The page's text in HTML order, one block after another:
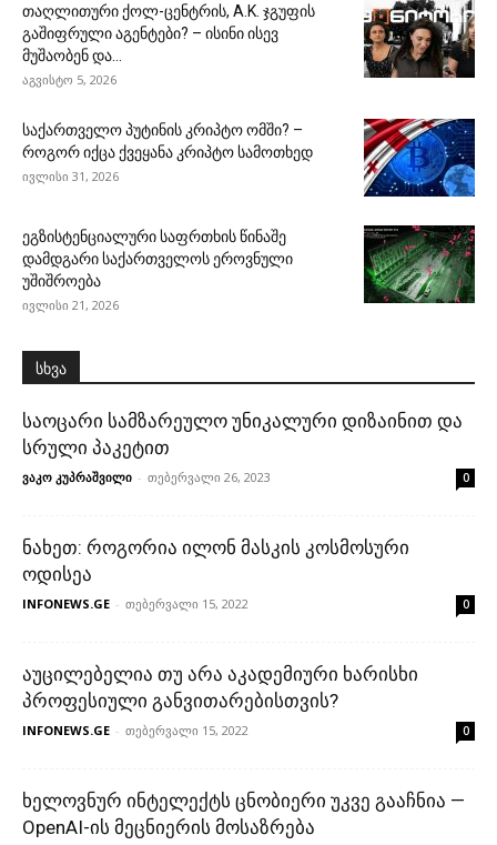
თაღლითური ქოლ-ცენტრის, A.K. ჯგუფის
გაშიფრული აგენტები? – ისინი ისევ
მუშაობენ და...
აგვისტო 5, 2026
საქართველო პუტინის კრიპტო ომში? –
როგორ იქცა ქვეყანა კრიპტო სამოთხედ
ივლისი 31, 2026
ეგზისტენციალური საფრთხის წინაშე
დამდგარი საქართველოს ეროვნული
უშიშროება
ივლისი 21, 2026
სხვა
საოცარი სამზარეულო უნიკალური დიზაინით და
სრული პაკეტით
ვაკო კუპრაშვილი - თებერვალი 26, 2023 0
ნახეთ: როგორია ილონ მასკის კოსმოსური
ოდისეა
INFONEWS.GE - თებერვალი 15, 2022 0
აუცილებელია თუ არა აკადემიური ხარისხი
პროფესიული განვითარებისთვის?
INFONEWS.GE - თებერვალი 15, 2022 0
ხელოვნურ ინტელექტს ცნობიერი უკვე გააჩნია —
OpenAI-ის მეცნიერის მოსაზრება